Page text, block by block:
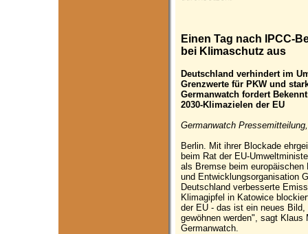
Einen Tag nach IPCC-
bei Klimaschutz aus
Deutschland verhindert im
Grenzwerte für PKW und
Germanwatch fordert
2030-Klimazielen der EU
Germanwatch
Berlin. Mit ihrer Blockade
beim Rat der EU-
als Bremse beim
und Entwicklungsorganisation
Deutschland verbesserte
Klimagipfel in Katowice
der EU - das ist ein neues
gewöhnen werden", sagt
Germanwatch.